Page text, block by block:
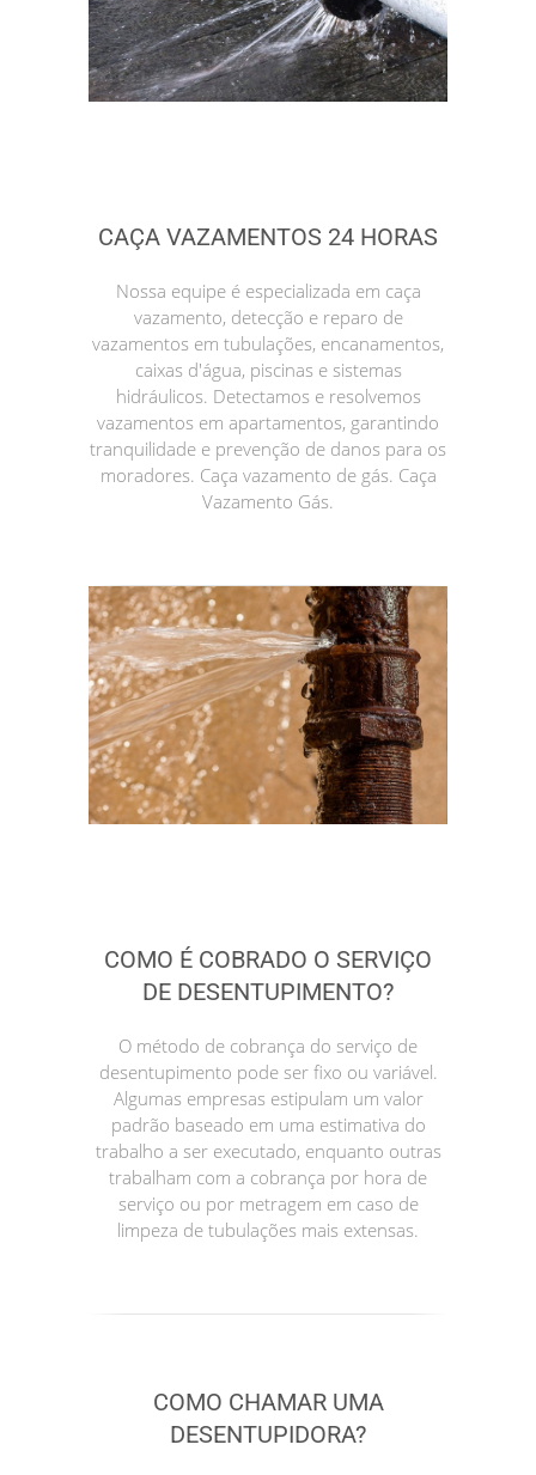
CAÇA VAZAMENTOS 24 HORAS
Nossa equipe é especializada em caça
vazamento, detecção e reparo de
vazamentos em tubulações, encanamentos,
caixas d'água, piscinas e sistemas
hidráulicos. Detectamos e resolvemos
vazamentos em apartamentos, garantindo
tranquilidade e prevenção de danos para os
moradores. Caça vazamento de gás. Caça
Vazamento Gás.
COMO É COBRADO O SERVIÇO
DE DESENTUPIMENTO?
O método de cobrança do serviço de
desentupimento pode ser fixo ou variável.
Algumas empresas estipulam um valor
padrão baseado em uma estimativa do
trabalho a ser executado, enquanto outras
trabalham com a cobrança por hora de
serviço ou por metragem em caso de
limpeza de tubulações mais extensas.
COMO CHAMAR UMA
DESENTUPIDORA?